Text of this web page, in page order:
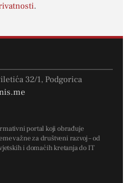
.
32/1, Podgorica
portal koji obrađuje
važne za društveni razvoj – od
i domaćih kretanja do IT